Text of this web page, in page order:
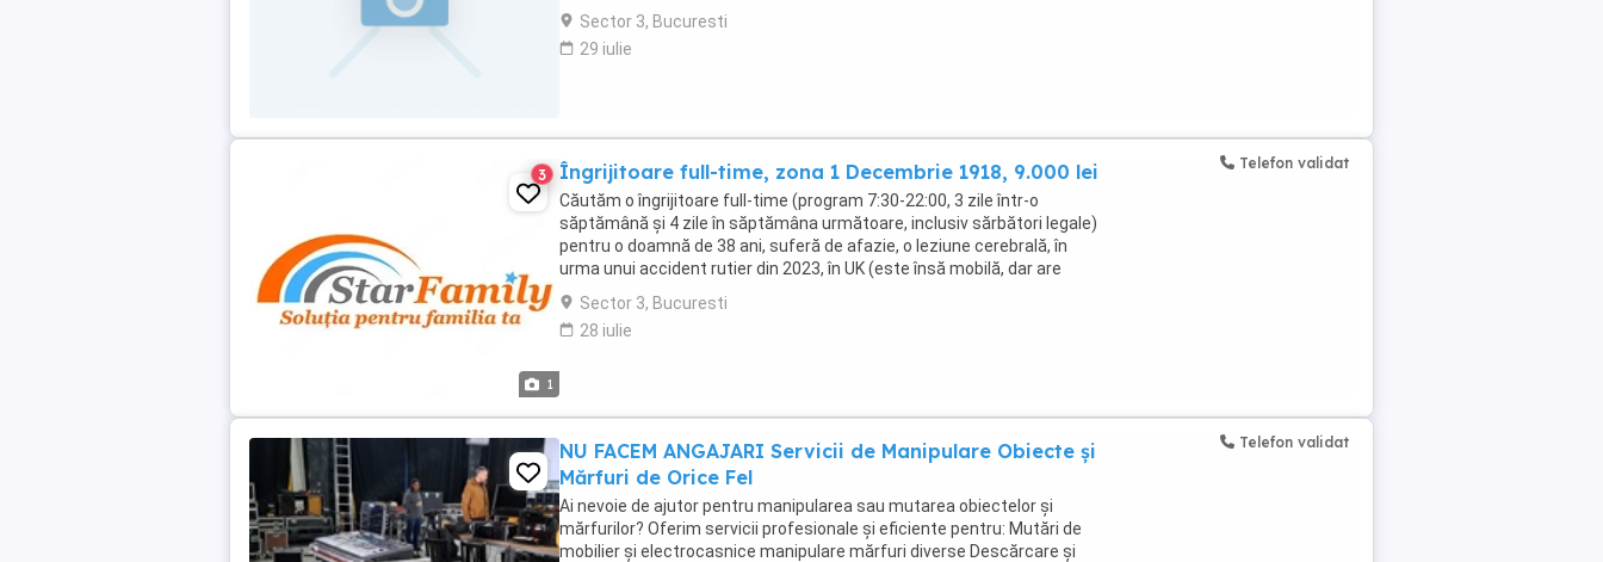
Sector 3, Bucuresti
29 iulie
1
3 Îngrijitoare full-time, zona 1 Decembrie 1918, 9.000 lei
Căutăm o îngrijitoare full-time (program 7:30-22:00, 3 zile într-o
săptămână și 4 zile în săptămâna următoare, inclusiv sărbători legale)
pentru o doamnă de 38 ani, suferă de afazie, o leziune cerebrală, în
urma unui accident rutier din 2023, în UK (este însă mobilă, dar are
probleme de memorie și de ...
Sector 3, Bucuresti
28 iulie
Telefon validat
NU FACEM ANGAJARI Servicii de Manipulare Obiecte și
Mărfuri de Orice Fel
Ai nevoie de ajutor pentru manipularea sau mutarea obiectelor și
mărfurilor? Oferim servicii profesionale și eficiente pentru: Mutări de
mobilier și electrocasnice manipulare mărfuri diverse Descărcare și
Telefon validat